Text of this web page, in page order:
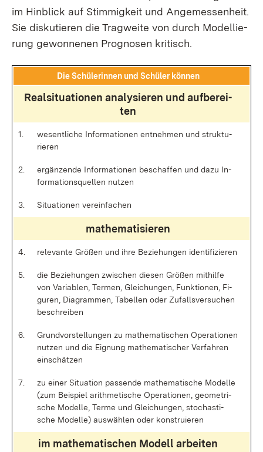
im Hin­blick auf Stim­mig­keit und An­ge­mes­sen­heit.
Sie dis­ku­tie­ren die Trag­wei­te von durch Mo­del­lie­
rung ge­won­ne­nen Pro­gno­sen kri­tisch.
Die Schü­le­rin­nen und Schü­ler kön­nen
Re­al­si­tua­tio­nen ana­ly­sie­ren und auf­be­rei­
ten
1.
we­sent­li­che In­for­ma­tio­nen ent­neh­men und struk­tu­
rie­ren
2.
er­gän­zen­de In­for­ma­tio­nen be­schaf­fen und da­zu In­
for­ma­ti­ons­quel­len nut­zen
3. Si­tua­tio­nen ver­ein­fa­chen
ma­the­ma­ti­sie­ren
4. re­le­van­te Grö­ßen und ih­re Be­zie­hun­gen iden­ti­fi­zie­ren
5.
die Be­zie­hun­gen zwi­schen die­sen Grö­ßen mit­hil­fe
von Va­ria­blen, Ter­men, Glei­chun­gen, Funk­tio­nen, Fi­
gu­ren, Dia­gram­men, Ta­bel­len oder Zu­falls­ver­su­chen
be­schrei­ben
6.
Grund­vor­stel­lun­gen zu ma­the­ma­ti­schen Ope­ra­tio­nen
nut­zen und die Eig­nung ma­the­ma­ti­scher Ver­fah­ren
ein­schät­zen
7.
zu ei­ner Si­tua­ti­on pas­sen­de ma­the­ma­ti­sche Mo­del­le
(zum Bei­spiel arith­me­ti­sche Ope­ra­tio­nen, geo­me­tri­
sche Mo­del­le, Ter­me und Glei­chun­gen, sto­chas­ti­
sche Mo­del­le) aus­wäh­len oder kon­stru­ie­ren
im ma­the­ma­ti­schen Mo­dell ar­bei­ten